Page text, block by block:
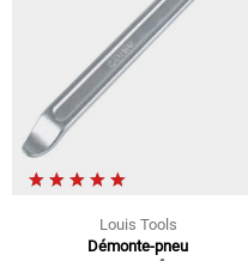
Louis Tools
Démonte-pneu